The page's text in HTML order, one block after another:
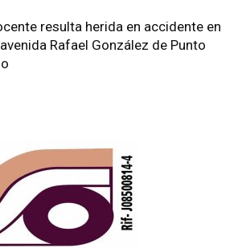
resulta herida en accidente en
Rafael González de Punto